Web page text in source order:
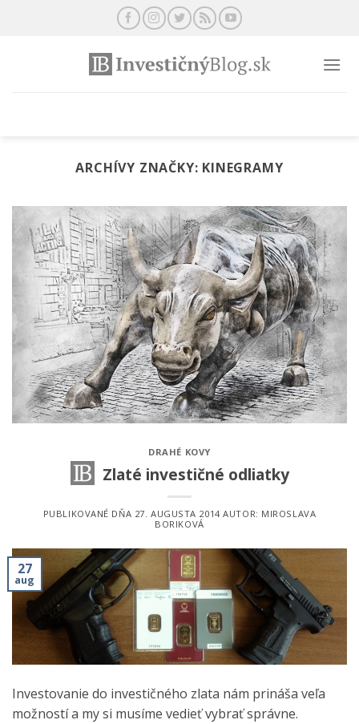
ARCHÍVY ZNAČKY: KINEGRAMY
DRAHÉ KOVY
Zlaté investičné odliatky
PUBLIKOVANÉ DŇA 27. AUGUSTA 2014AUTOR: MIROSLAVA
BORIKOVÁ
27
aug
Investovanie do investičného zlata nám prináša veľa
možností a my si musíme vedieť vybrať správne.